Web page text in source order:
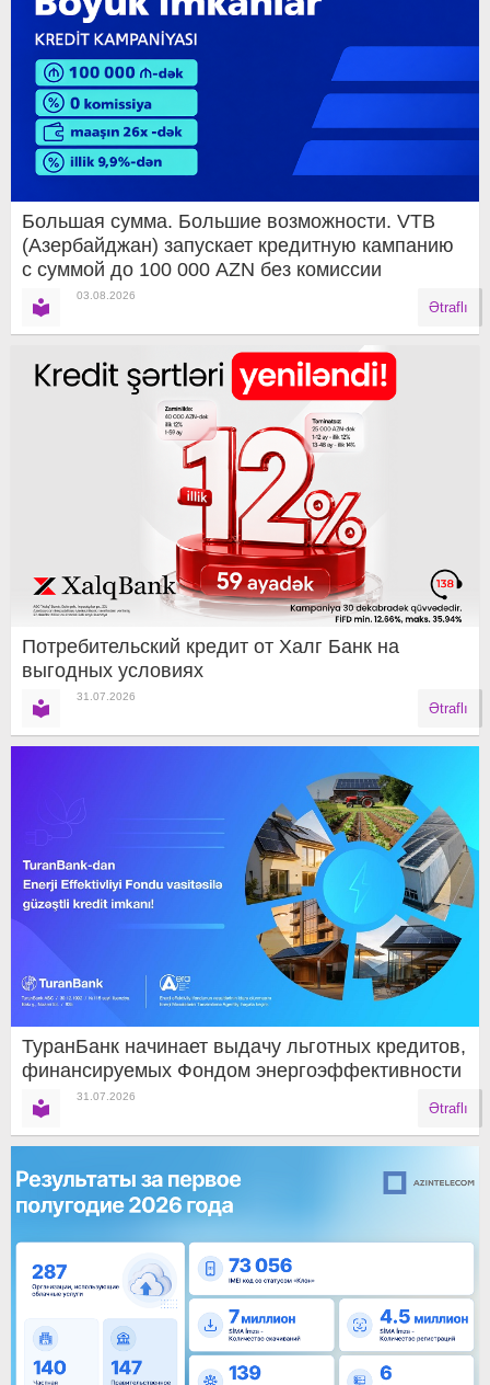
Большая сумма. Большие возможности. VTB
(Азербайджан) запускает кредитную кампанию
с суммой до 100 000 AZN без комиссии
03.08.2026
Ətraflı
Потребительский кредит от Халг Банк на
выгодных условиях
31.07.2026
Ətraflı
ТуранБанк начинает выдачу льготных кредитов,
финансируемых Фондом энергоэффективности
31.07.2026
Ətraflı